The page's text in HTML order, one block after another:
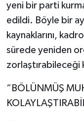
yeni bir parti
edildi. Böyle bir
kaynaklarını,
sürede yeniden
zorlaştırabileceği
“BÖLÜNMÜŞ